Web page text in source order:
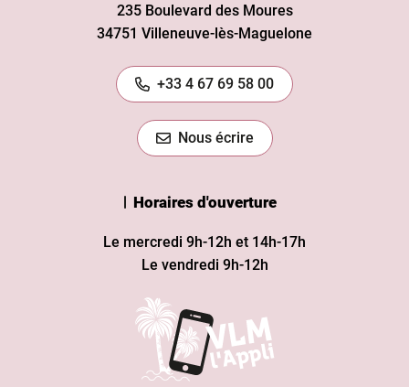
235 Boulevard des Moures
34751 Villeneuve-lès-Maguelone
+33 4 67 69 58 00
Nous écrire
Horaires d'ouverture
Le mercredi 9h-12h et 14h-17h
Le vendredi 9h-12h